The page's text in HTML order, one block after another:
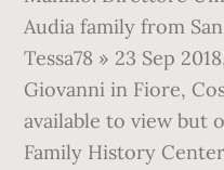
Audia family from
Tessa78 » 23 Sep
Giovanni in Fiore,
available to view but
Family History